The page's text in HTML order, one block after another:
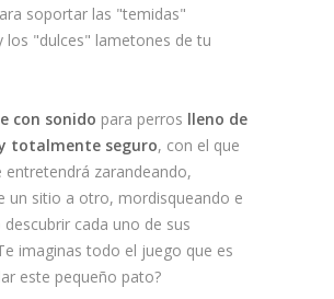
soportar las "temidas"
los "dulces" lametones de tu
con sonido para perros lleno de
totalmente seguro, con el que
entretendrá zarandeando,
un sitio a otro, mordisqueando e
cada uno de sus
imaginas todo el juego que es
este pequeño pato?